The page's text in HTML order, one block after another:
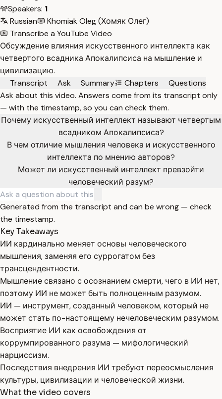
Speakers: 1
Russian
Khomiak Oleg (Хомяк Олег)
Transcribe a YouTube Video
Обсуждение влияния искусственного интеллекта как
четвертого всадника Апокалипсиса на мышление и
цивилизацию.
Transcript
Ask Summary Chapters
Questions
Ask about this video. Answers come from its transcript only
— with the timestamp, so you can check them.
Почему искусственный интеллект называют четвертым
всадником Апокалипсиса?
В чем отличие мышления человека и искусственного
интеллекта по мнению авторов?
Может ли искусственный интеллект превзойти
человеческий разум?
Generated from the transcript and can be wrong — check
the timestamp.
Key Takeaways
ИИ кардинально меняет основы человеческого
мышления, заменяя его суррогатом без
трансцендентности.
Мышление связано с осознанием смерти, чего в ИИ нет,
поэтому ИИ не может быть полноценным разумом.
ИИ — инструмент, созданный человеком, который не
может стать по-настоящему нечеловеческим разумом.
Восприятие ИИ как освобождения от
коррумпированного разума — мифологический
нарциссизм.
Последствия внедрения ИИ требуют переосмысления
культуры, цивилизации и человеческой жизни.
What the video covers